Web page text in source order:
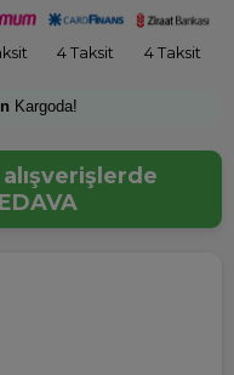
4 Taksit 4 Taksit
Kargoda!